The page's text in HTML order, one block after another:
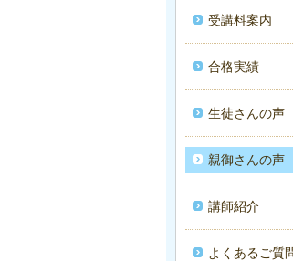
受講料案内
合格実績
生徒さんの声
親御さんの声
講師紹介
よくあるご質